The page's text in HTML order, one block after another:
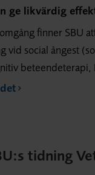
ge likvärdig
finner SBU
vid social ångest
beteendeterapi,
tidning